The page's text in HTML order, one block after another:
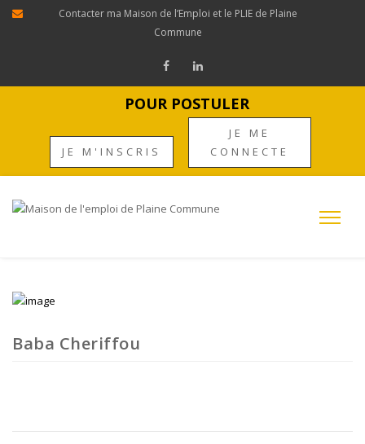
Contacter ma Maison de l’Emploi et le PLIE de Plaine
Commune
POUR POSTULER
JE M'INSCRIS
JE ME
CONNECTE
Baba Cheriffou